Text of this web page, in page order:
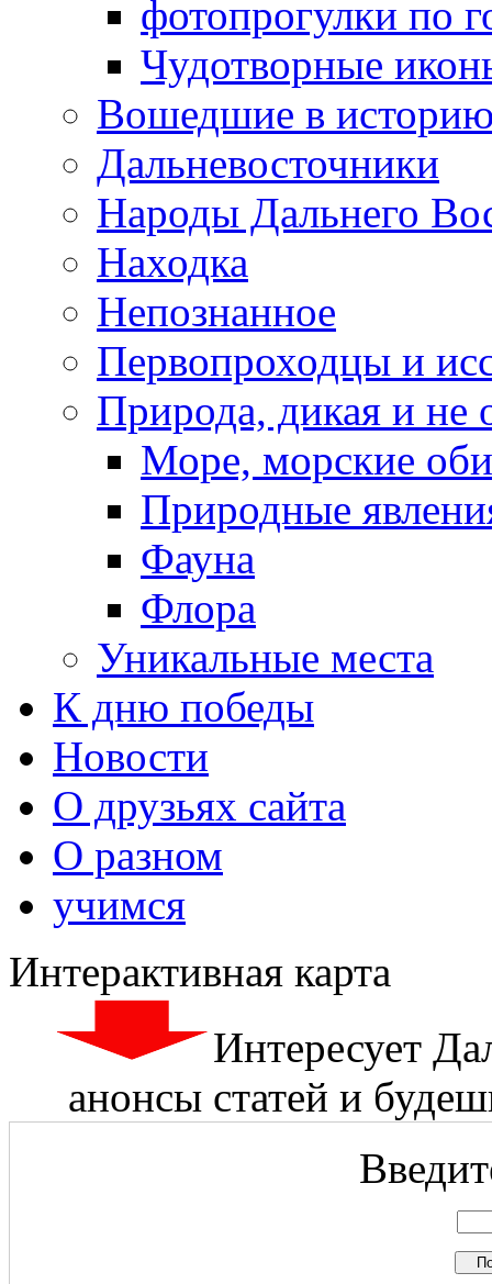
фотопрогулки по
Чудотворные
Вошедшие в
Дальневосточники
Народы Дальнего
Находка
Непознанное
Первопроходцы и
Природа, дикая и не
Море, морские
Природные
Фауна
Флора
Уникальные места
К дню победы
Новости
О друзьях сайта
О разном
учимся
Интерактивная карта
Интересует
анонсы статей и